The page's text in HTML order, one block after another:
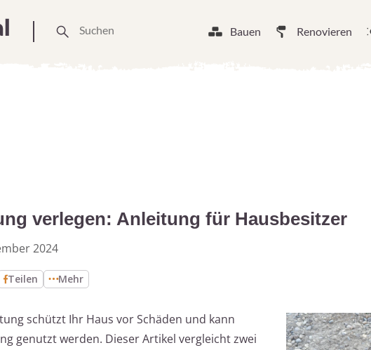
Bauen Renovieren
verlegen: Anleitung für Hausbesitzer
2024
Teilen Mehr
schützt Ihr Haus vor Schäden und kann
genutzt werden. Dieser Artikel vergleicht zwei